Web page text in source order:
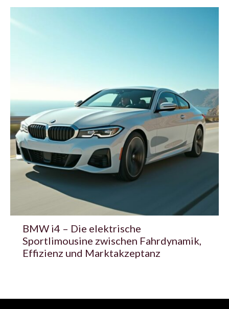
BMW i4 – Die elektrische
Sportlimousine zwischen Fahrdynamik,
Effizienz und Marktakzeptanz